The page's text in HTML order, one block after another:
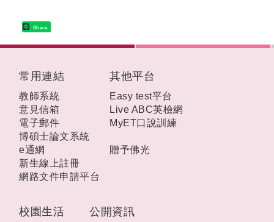
Share
校園生活 公開資訊
常用連結
教師系統
意見信箱
電子郵件
博碩士論文系統
e通網
新生線上註冊
網路文件申請平台
其他平台
Easy test平台
Live ABC英檢網
MyET口說訓練
贈予佛光